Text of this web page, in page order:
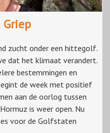
Griep
zucht onder een hittegolf.
dat het klimaat verandert.
bestemmingen en
de week met positief
aan de oorlog tussen
is weer open. Nu
voor de Golfstaten